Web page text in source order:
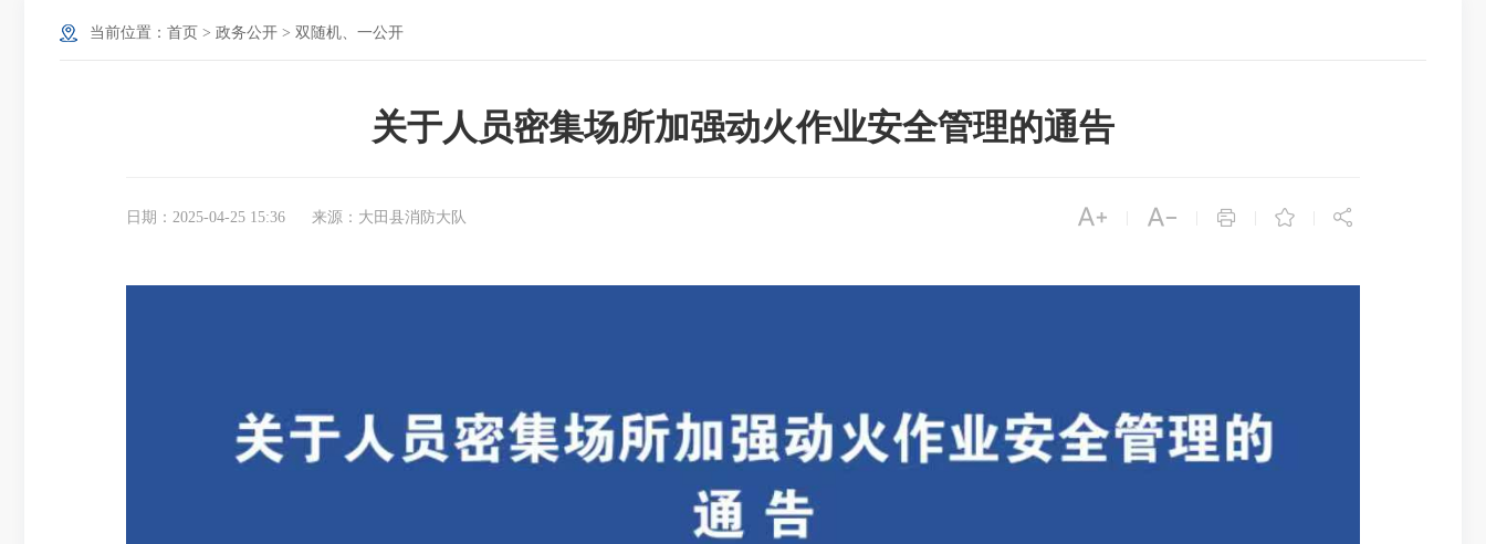
当前位置： 首页 > 政务公开 > 双随机、一公开
关于人员密集场所加强动火作业安全管理的通告
日期：2025-04-25 15:36 来源：大田县消防大队     